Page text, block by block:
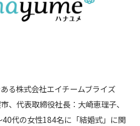
る株式会社エイチームブライズ
、代表取締役社長：大崎恵理子、
代の女性184名に「結婚式」に関